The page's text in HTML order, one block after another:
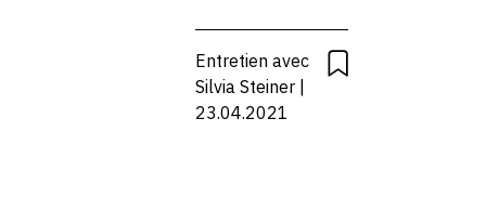
Entretien avec
Silvia Steiner |
23.04.2021